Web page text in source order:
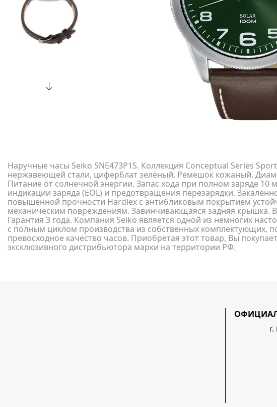
Наручные часы Seiko SNE473P1S. Коллекция Conceptual Series
нержавеющей стали, циферблат зелёный. Ремешок кожаный.
Питание от солнечной энергии. Запас хода при полном заряде 10
индикации заряда (EOL) и предотвращения перезарядки.
повышенной прочности Hardlex с антибликовым покрытием
механическим повреждениям. Завинчивающаяся задняя крышка.
Гарантия 3 года. Компания Seiko является одной из немногих
с полным циклом производства из собственных комплектующих,
превосходное качество часов. Приобретая этот товар, Вы
эксклюзивного дистрибьютора марки на территории РФ.